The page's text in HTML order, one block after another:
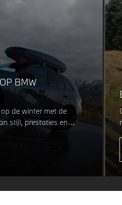
BMW
de winter met de
stijl, prestaties en
voor een sportieve of
zijn
te optimaliseren,
Profiteer nu van15%